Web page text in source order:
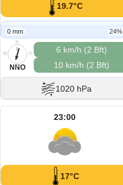
19.7°C
0 mm 24%
N
O
S
W
NNO
6 km/h (2 Bft)
10 km/h (2 Bft)
1020 hPa
23:00
17°C